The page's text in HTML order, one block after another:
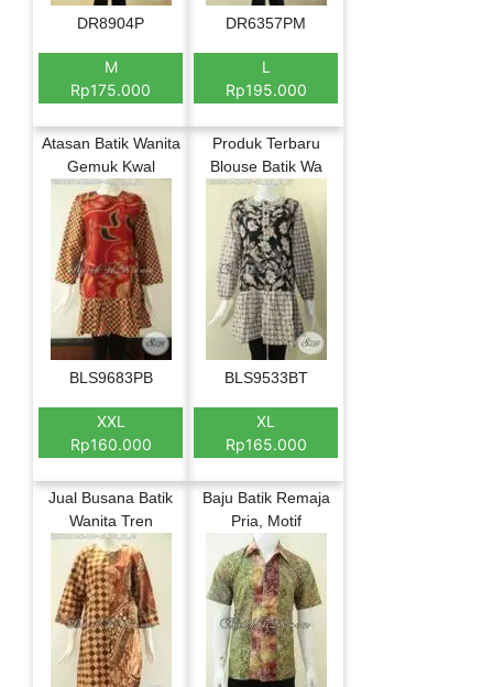
DR8904P
M
Rp175.000
DR6357PM
L
Rp195.000
Atasan Batik Wanita
Gemuk Kwal
BLS9683PB
XXL
Rp160.000
Produk Terbaru
Blouse Batik Wa
BLS9533BT
XL
Rp165.000
Jual Busana Batik
Wanita Tren
Baju Batik Remaja
Pria, Motif